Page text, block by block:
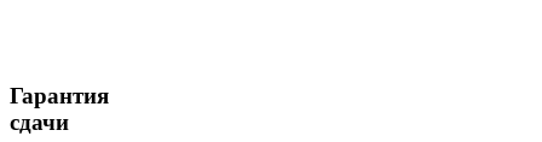
Гарантия
сдачи